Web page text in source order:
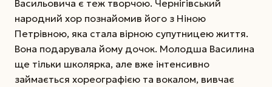
Васильовича є теж творчою. Чернігівський
народний хор познайомив його з Ніною
Петрівною, яка стала вірною супутницею життя.
Вона подарувала йому дочок. Молодша Василина
ще тільки школярка, але вже інтенсивно
займається хореографією та вокалом, вивчає